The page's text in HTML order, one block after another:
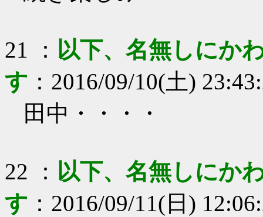
21 ： 以下、名無しにか
す ： 2016/09/10(土)
田中・・・・
22 ： 以下、名無しにか
す ： 2016/09/11(日)